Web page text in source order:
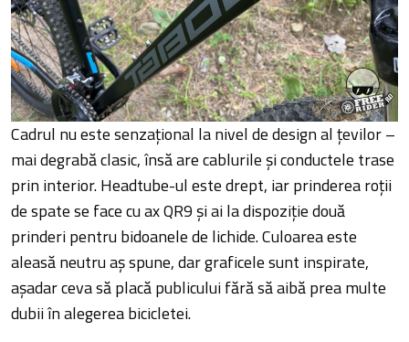
Cadrul nu este senzațional la nivel de design al țevilor –
mai degrabă clasic, însă are cablurile și conductele trase
prin interior. Headtube-ul este drept, iar prinderea roții
de spate se face cu ax QR9 și ai la dispoziție două
prinderi pentru bidoanele de lichide. Culoarea este
aleasă neutru aș spune, dar graficele sunt inspirate,
așadar ceva să placă publicului fără să aibă prea multe
dubii în alegerea bicicletei.